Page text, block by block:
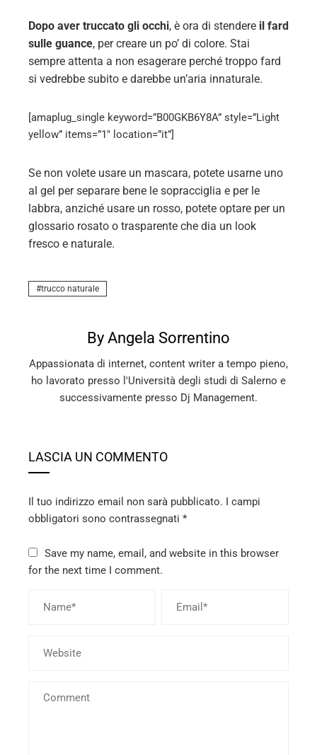
Dopo aver truccato gli occhi, è ora di stendere il fard
sulle guance, per creare un po’ di colore. Stai
sempre attenta a non esagerare perché troppo fard
si vedrebbe subito e darebbe un’aria innaturale.
[amaplug_single keyword=”B00GKB6Y8A” style=”Light
yellow” items=”1″ location=”it”]
Se non volete usare un mascara, potete usarne uno
al gel per separare bene le sopracciglia e per le
labbra, anziché usare un rosso, potete optare per un
glossario rosato o trasparente che dia un look
fresco e naturale.
trucco naturale
By Angela Sorrentino
Appassionata di internet, content writer a tempo pieno,
ho lavorato presso l'Università degli studi di Salerno e
successivamente presso Dj Management.
LASCIA UN COMMENTO
Il tuo indirizzo email non sarà pubblicato. I campi
obbligatori sono contrassegnati *
Save my name, email, and website in this browser
for the next time I comment.